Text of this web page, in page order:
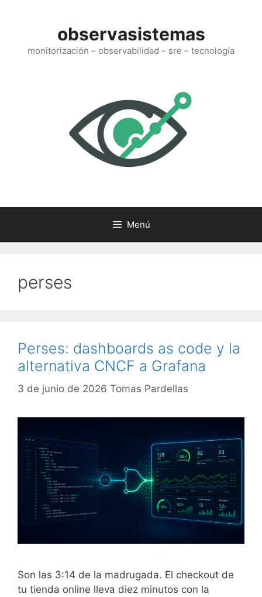
observasistemas
monitorización – observabilidad – sre – tecnología
Menú
perses
Perses: dashboards as code y la
alternativa CNCF a Grafana
3 de junio de 2026 Tomas Pardellas
Son las 3:14 de la madrugada. El checkout de
tu tienda online lleva diez minutos con la